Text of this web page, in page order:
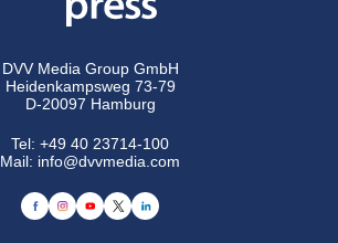
DVV Media Group GmbH
Heidenkampsweg 73-79
D-20097 Hamburg
Tel:+49 40 23714-100
Mail: info@dvvmedia.com